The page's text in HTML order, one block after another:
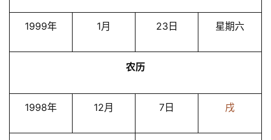
1999年 1月 23日 星期六
农历
1998年 12月 7日 戌